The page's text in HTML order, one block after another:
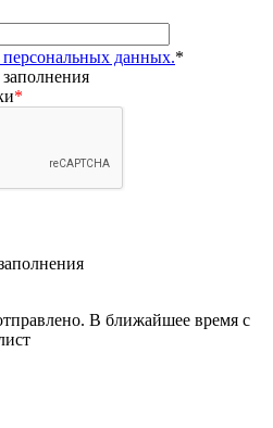
персональных данных.*
*
В ближайшее время с